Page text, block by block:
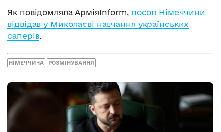
Як повідомляла АрміяInform, посол Німеччини
відвідав у Миколаєві навчання українських
саперів
НІМЕЧЧИНА РОЗМІНУВАННЯ